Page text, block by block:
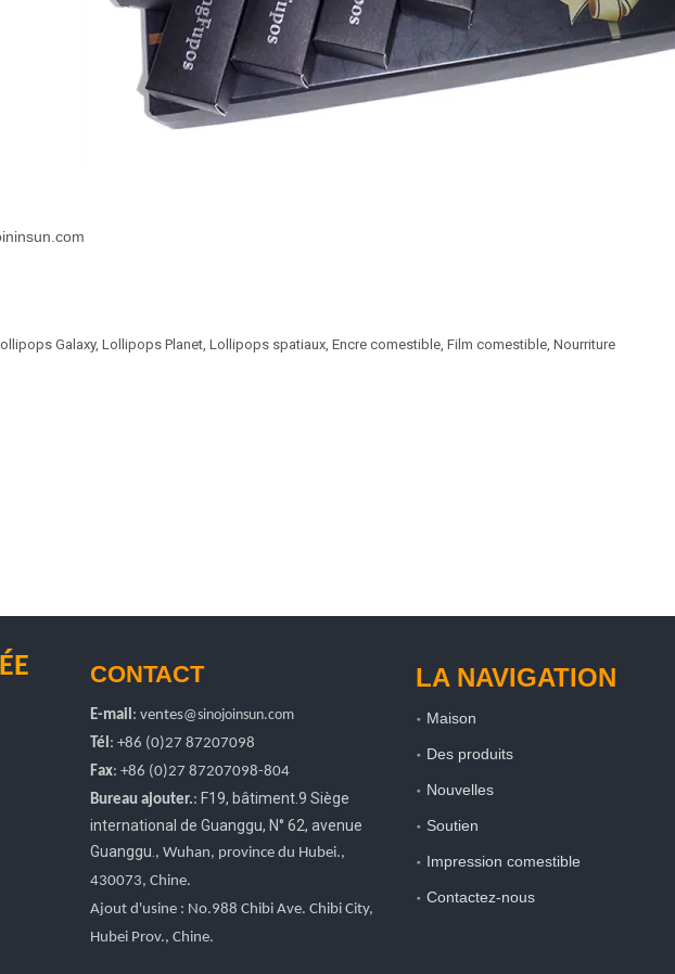
Galaxy, Lollipops Planet, Lollipops spatiaux, Encre comestible, Film comestible, Nourriture
CONTACT
E-mail: ventes@sinojoinsun.com
Tél: +86 (0)27 87207098
Fax: +86 (0)27 87207098-804
Bureau ajouter.: F19, bâtiment.9 Siège
international de Guanggu, N° 62, avenue
Guanggu. , Wuhan, province du Hubei.,
430073, Chine.
Ajout d'usine : No.988 Chibi Ave. Chibi City,
Hubei Prov., Chine.
LA NAVIGATION
Maison
Des produits
Nouvelles
Soutien
Impression comestible
Contactez-nous